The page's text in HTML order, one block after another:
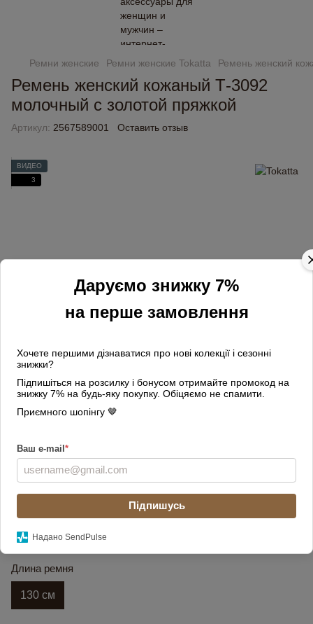
Даруємо знижку 7%
на перше замовлення
Хочете першими дізнаватися про нові колекції і сезонні
знижки?
Підпишіться на розсилку і бонусом отримайте промокод на
знижку 7% на будь-яку покупку. Обіцяємо не спамити.
Приємного шопінгу 🤎
Ваш e-mail *
Підпишусь
Надано SendPulse
Ремни женские Ремни женские Tokatta Ремень женский
Ремень женский кожаный Т-3092
молочный с золотой пряжкой
Артикул: 2567589001 Оставить отзыв
ВИДЕО
3
Длина ремня
130 см